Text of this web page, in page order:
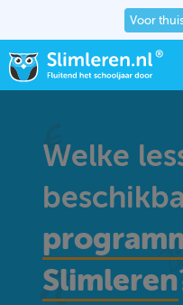
Voor
Welke
Slimleren